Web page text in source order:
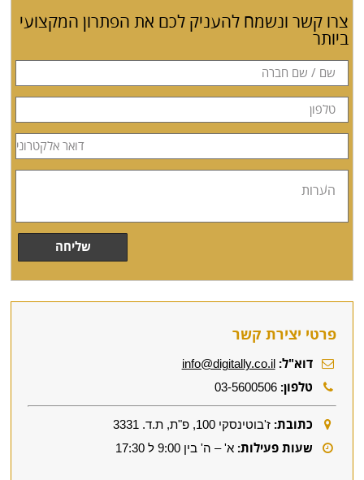
צרו קשר ונשמח להעניק לכם את הפתרון המקצועי
ביותר
פרטי יצירת קשר
דוא"ל: info@digitally.co.il
טלפון: 03-5600506
כתובת: ז'בוטינסקי 100, פ"ת, ת.ד. 3331
שעות פעילות: א' – ה' בין 9:00 ל 17:30